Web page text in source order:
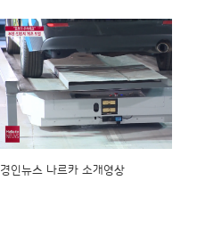
경인뉴스 나르카 소개영상